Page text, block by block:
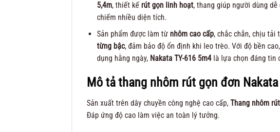
5,4m, thiết kế rút gọn linh hoạt, thang giúp người dùng
chiếm nhiều diện tích.
Sản phẩm được làm từ nhôm cao cấp, chắc chắn, chịu tải
từng bậc, đảm bảo độ ổn định khi leo trèo. Với độ bền
dụng hằng ngày, Nakata TY-616 5m4là lựa chọn đáng tin
Mô tả thang nhôm rút gọn đơn Nakata
Sản xuất trên dây chuyền công nghệ cao cấp, Thang nhôm
Đáp ứng độ cao làm việc an toàn lý tưởng.